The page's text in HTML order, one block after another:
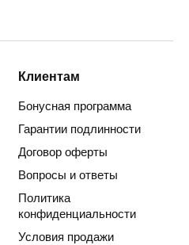
Клиентам
Бонусная программа
Гарантии подлинности
Договор оферты
Вопросы и ответы
Политика
конфиденциальности
Условия продажи